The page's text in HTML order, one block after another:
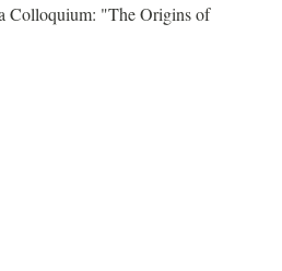
Colloquium: "The Origins of